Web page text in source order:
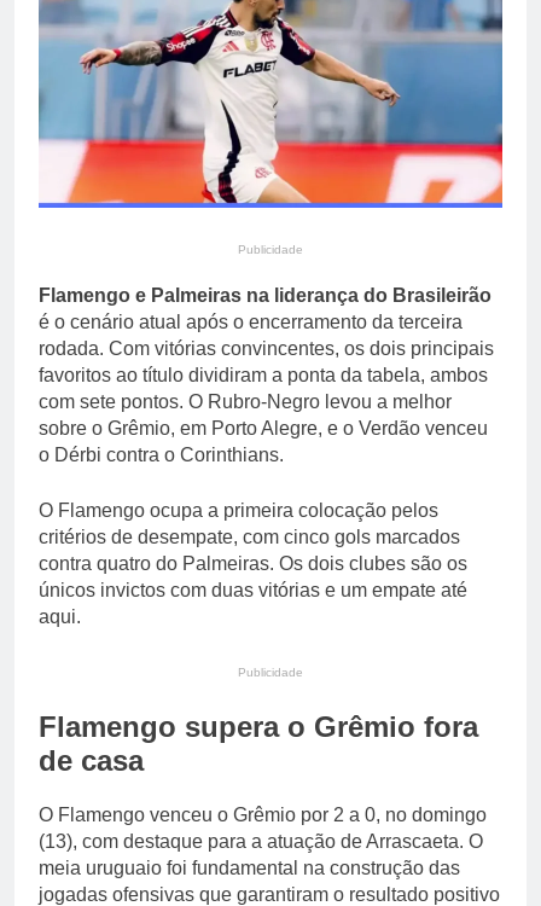
propriedade privada após
protestos em Buenos
Aires
4 Horas Ago
Apollo compra EasyJet
por £ 5,7 bilhões e
redesenha mercado de
baixo custo na Europa
4 Horas Ago
Publicidade
Flamengo e Palmeiras na liderança do Brasileirão
é o cenário atual após o encerramento da terceira
rodada. Com vitórias convincentes, os dois principais
favoritos ao título dividiram a ponta da tabela, ambos
com sete pontos. O Rubro-Negro levou a melhor
sobre o Grêmio, em Porto Alegre, e o Verdão venceu
o Dérbi contra o Corinthians.
O Flamengo ocupa a primeira colocação pelos
critérios de desempate, com cinco gols marcados
contra quatro do Palmeiras. Os dois clubes são os
únicos invictos com duas vitórias e um empate até
aqui.
Publicidade
Flamengo supera o Grêmio fora
de casa
O Flamengo venceu o Grêmio por 2 a 0, no domingo
(13), com destaque para a atuação de Arrascaeta. O
meia uruguaio foi fundamental na construção das
jogadas ofensivas que garantiram o resultado positivo